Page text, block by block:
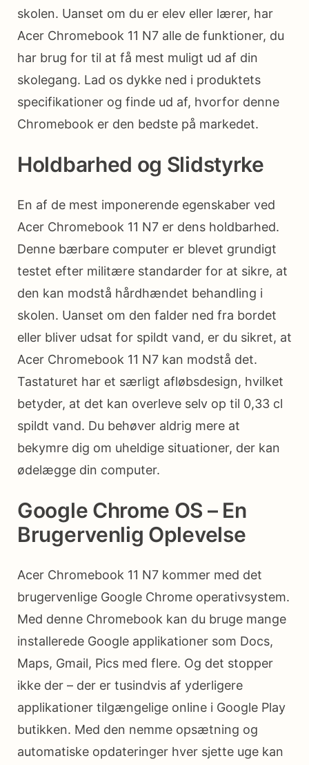
skolen. Uanset om du er elev eller lærer, har
Acer Chromebook 11 N7 alle de funktioner, du
har brug for til at få mest muligt ud af din
skolegang. Lad os dykke ned i produktets
specifikationer og finde ud af, hvorfor denne
Chromebook er den bedste på markedet.
Holdbarhed og Slidstyrke
En af de mest imponerende egenskaber ved
Acer Chromebook 11 N7 er dens holdbarhed.
Denne bærbare computer er blevet grundigt
testet efter militære standarder for at sikre, at
den kan modstå hårdhændet behandling i
skolen. Uanset om den falder ned fra bordet
eller bliver udsat for spildt vand, er du sikret, at
Acer Chromebook 11 N7 kan modstå det.
Tastaturet har et særligt afløbsdesign, hvilket
betyder, at det kan overleve selv op til 0,33 cl
spildt vand. Du behøver aldrig mere at
bekymre dig om uheldige situationer, der kan
ødelægge din computer.
Google Chrome OS – En
Brugervenlig Oplevelse
Acer Chromebook 11 N7 kommer med det
brugervenlige Google Chrome operativsystem.
Med denne Chromebook kan du bruge mange
installerede Google applikationer som Docs,
Maps, Gmail, Pics med flere. Og det stopper
ikke der – der er tusindvis af yderligere
applikationer tilgængelige online i Google Play
butikken. Med den nemme opsætning og
automatiske opdateringer hver sjette uge kan